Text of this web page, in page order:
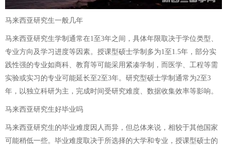
马来西亚研究生一般几年
马来西亚研究生学制通常在1至3年之间，具体年限取决于学位类型、
专业方向及学习进度等因素。授课型硕士学制多为1至1.5年，部分实
践性强的专业如商科、教育等可能采用紧凑学制，而医学、工程等需
实验或实习的专业可能延长至2至3年。研究型硕士学制通常为2至3
年，以独立科研为主，完成时间受研究难度、数据收集效率等影响。
马来西亚研究生好毕业吗
马来西亚研究生的毕业难度因人而异，但总体来说，相较于其他国家
可能稍低一些。毕业难度取决于所选择的大学和专业，授课型硕士的